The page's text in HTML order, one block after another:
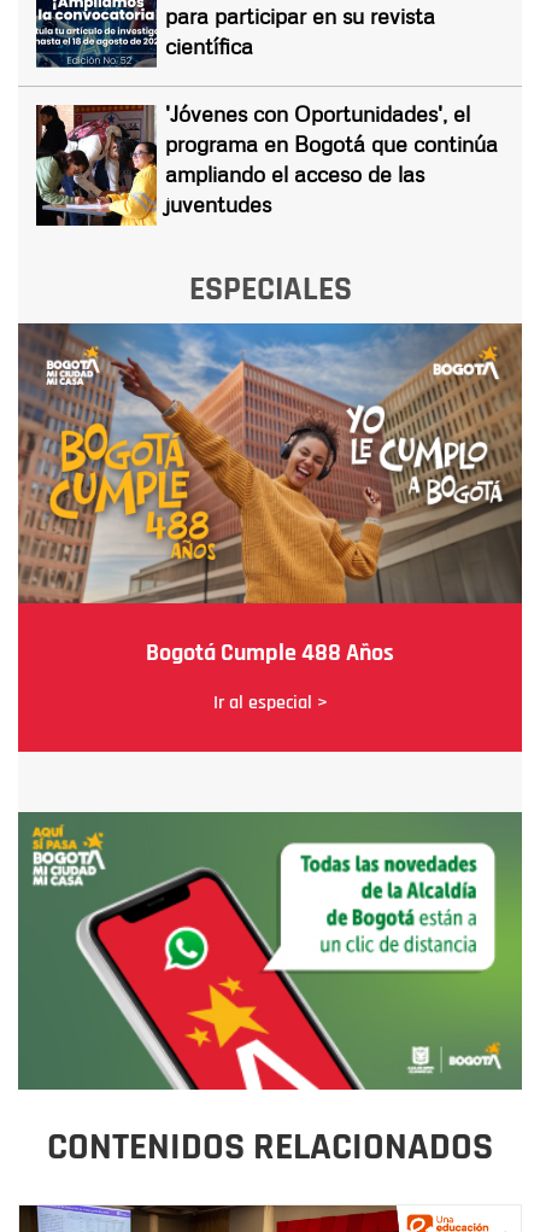
para participar en su revista
científica
'Jóvenes con Oportunidades', el
programa en Bogotá que continúa
ampliando el acceso de las
juventudes
ESPECIALES
Bogotá Cumple 488 Años
Ir al especial >
CONTENIDOS RELACIONADOS